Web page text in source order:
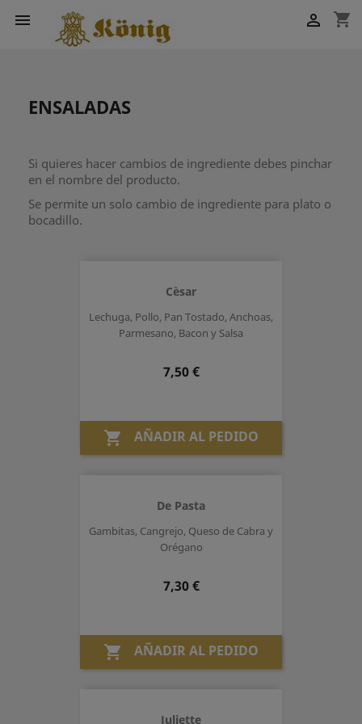
 shopping_cart

ENSALADAS
Si quieres hacer cambios de ingrediente debes pinchar
en el nombre del producto.
Se permite un solo cambio de ingrediente para plato o
bocadillo.
Cèsar
Lechuga, Pollo, Pan Tostado, Anchoas,
Parmesano, Bacon y Salsa
Precio
7,50 €
 AÑADIR AL PEDIDO
De Pasta
Gambitas, Cangrejo, Queso de Cabra y
Orégano
Precio
7,30 €
 AÑADIR AL PEDIDO
Juliette